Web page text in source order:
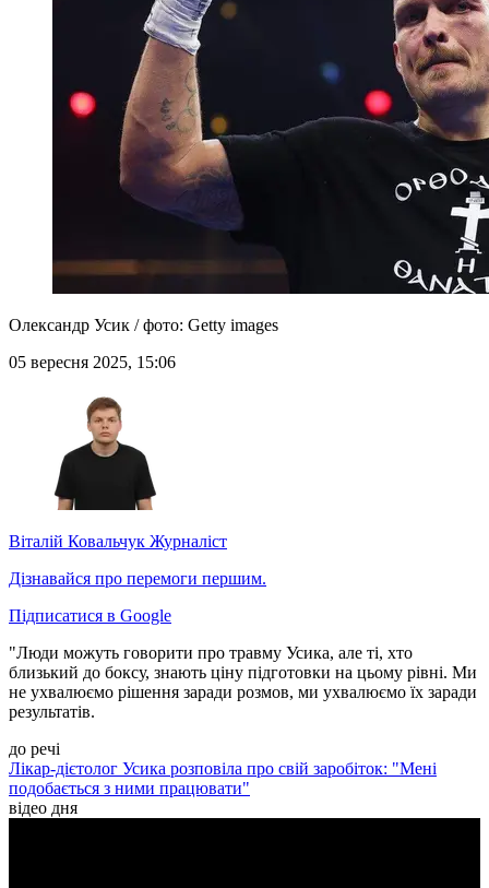
Олександр Усик / фото: Getty images
05 вересня 2025, 15:06
Віталій Ковальчук Журналіст
Дізнавайся про перемоги першим.
Підписатися в Google
"Люди можуть говорити про травму Усика, але ті, хто
близький до боксу, знають ціну підготовки на цьому рівні. Ми
не ухвалюємо рішення заради розмов, ми ухвалюємо їх заради
результатів.
до речі
Лікар-дієтолог Усика розповіла про свій заробіток: "Мені
подобається з ними працювати"
відео дня